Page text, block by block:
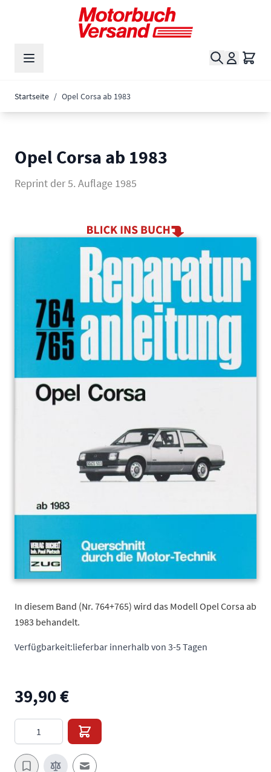
Zum Inhalt springen
Suche
Startseite / Opel Corsa ab 1983
Opel Corsa ab 1983
Reprint der 5. Auflage 1985
Click to view image in fullscreen
In diesem Band (Nr. 764+765) wird das Modell Opel Corsa ab
1983 behandelt.
Verfügbarkeit:lieferbar innerhalb von 3-5 Tagen
39,90 €
Menge